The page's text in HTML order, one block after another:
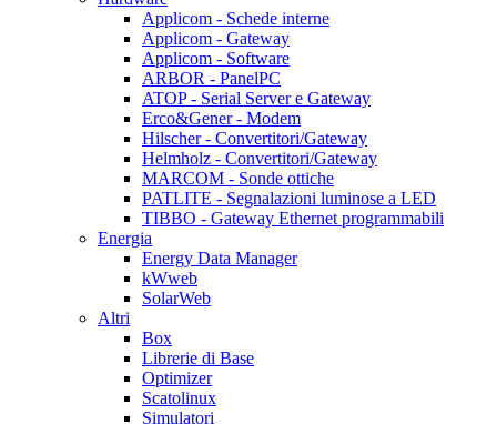
Applicom - Schede interne
Applicom - Gateway
Applicom - Software
ARBOR - PanelPC
ATOP - Serial Server e Gateway
Erco&Gener - Modem
Hilscher - Convertitori/Gateway
Helmholz - Convertitori/Gateway
MARCOM - Sonde ottiche
PATLITE - Segnalazioni luminose a LED
TIBBO - Gateway Ethernet programmabili
Energia
Energy Data Manager
kWweb
SolarWeb
Altri
Box
Librerie di Base
Optimizer
Scatolinux
Simulatori